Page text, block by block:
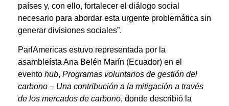
países y, con ello, fortalecer el diálogo social
necesario para abordar esta urgente problemática sin
generar divisiones sociales”.
ParlAmericas estuvo representada por la
asambleísta Ana Belén Marín (Ecuador) en el
evento hub, Programas voluntarios de gestión del
carbono – Una contribución a la mitigación a través
de los mercados de carbono, donde describió la